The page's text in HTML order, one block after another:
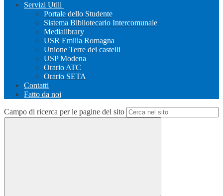
Servizi Utili
Portale dello Studente
Sistema Bibliotecario Intercomunale
Medialibrary
USR Emilia Romagna
Unione Terre dei castelli
USP Modena
Orario ATC
Orario SETA
Contatti
Fatto da noi
Campo di ricerca per le pagine del sito